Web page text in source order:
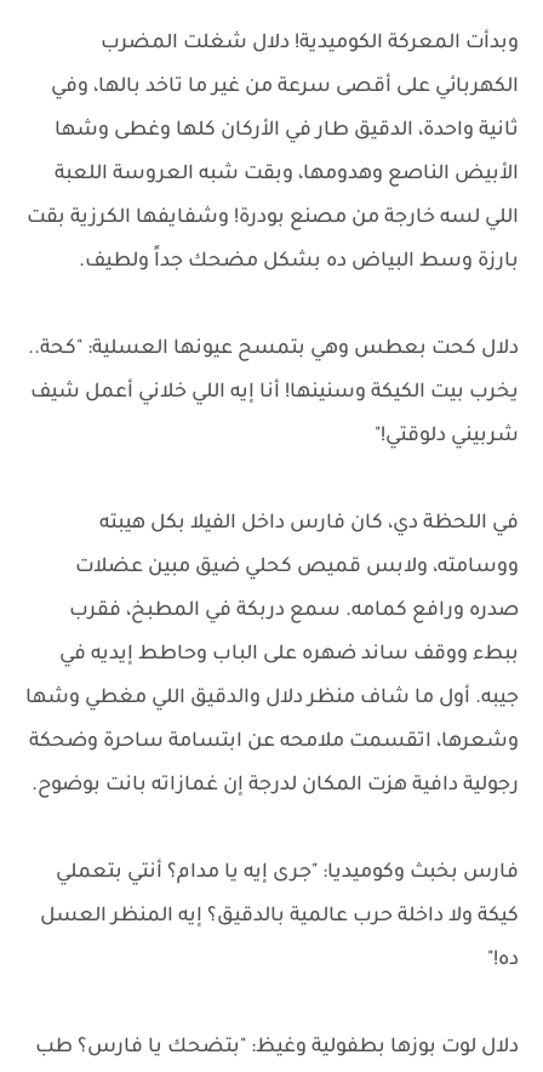
وبدأت المعركة الكوميدية! دلال شغلت المضرب
الكهربائي على أقصى سرعة من غير ما تاخد بالها، وفي
ثانية واحدة، الدقيق طار في الأركان كلها وغطى وشها
الأبيض الناصع وهدومها، وبقت شبه العروسة اللعبة
اللي لسه خارجة من مصنع بودرة! وشفايفها الكرزية بقت
بارزة وسط البياض ده بشكل مضحك جداً ولطيف.
دلال كحت بعطس وهي بتمسح عيونها العسلية: "كحة..
يخرب بيت الكيكة وسنينها! أنا إيه اللي خلاني أعمل شيف
شربيني دلوقتي!"
في اللحظة دي، كان فارس داخل الفيلا بكل هيبته
ووسامته، ولابس قميص كحلي ضيق مبين عضلات
صدره ورافع كمامه. سمع دربكة في المطبخ، فقرب
ببطء ووقف ساند ضهره على الباب وحاطط إيديه في
جيبه. أول ما شاف منظر دلال والدقيق اللي مغطي وشها
وشعرها، اتقسمت ملامحه عن ابتسامة ساحرة وضحكة
رجولية دافية هزت المكان لدرجة إن غمازاته بانت بوضوح.
فارس بخبث وكوميديا: "جرى إيه يا مدام؟ أنتي بتعملي
كيكة ولا داخلة حرب عالمية بالدقيق؟ إيه المنظر العسل
ده!"
دلال لوت بوزها بطفولية وغيظ: "بتضحك يا فارس؟ طب